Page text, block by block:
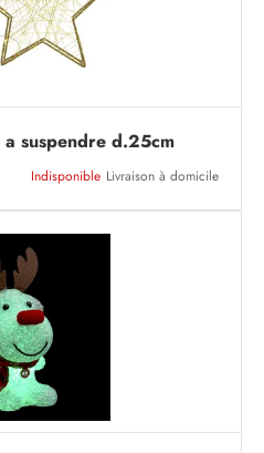
suspendre d.25cm
Indisponible Livraison à domicile